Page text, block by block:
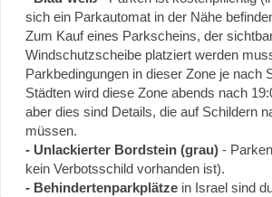
sich ein Parkautomat in der Nähe
Zum Kauf eines Parkscheins, der
Windschutzscheibe platziert werden
Parkbedingungen in dieser Zone je nach
Städten wird diese Zone abends nach
aber dies sind Details, die auf Schildern
müssen.
- Unlackierter Bordstein (grau) -
kein Verbotsschild vorhanden ist).
- Behindertenparkplätze in Israel sind